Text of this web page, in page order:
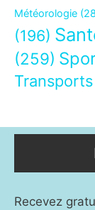
Météorologie
(196)
(259)
Transports
Recevez